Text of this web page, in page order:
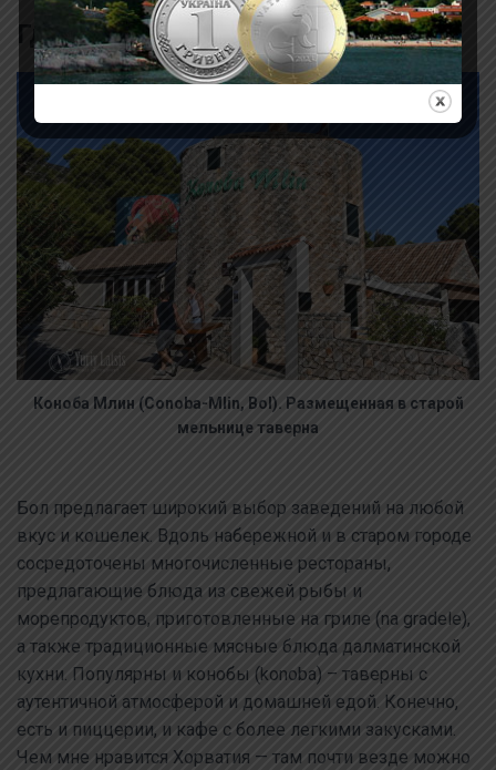
Где перекусить
Коноба Млин (Conoba-Mlin, Bol). Размещенная в старой
мельнице таверна
Бол предлагает широкий выбор заведений на любой
вкус и кошелек. Вдоль набережной и в старом городе
сосредоточены многочисленные рестораны,
предлагающие блюда из свежей рыбы и
морепродуктов, приготовленные на гриле (na gradele),
а также традиционные мясные блюда далматинской
кухни. Популярны и конобы (konoba) – таверны с
аутентичной атмосферой и домашней едой. Конечно,
есть и пиццерии, и кафе с более легкими закусками.
Чем мне нравится Хорватия — там почти везде можно